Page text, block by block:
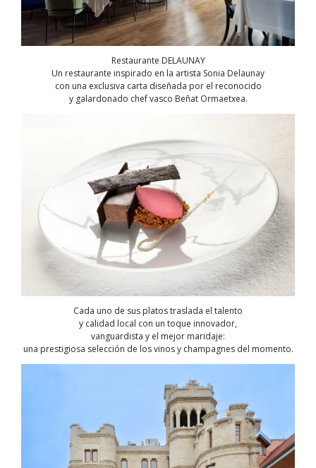
Restaurante DELAUNAY
Un restaurante inspirado en la artista Sonia Delaunay
con una exclusiva carta diseñada por el reconocido
y galardonado chef vasco Beñat Ormaetxea.
Cada uno de sus platos traslada el talento
y calidad local con un toque innovador,
vanguardista y el mejor maridaje:
una prestigiosa selección de los vinos y champagnes del momento.